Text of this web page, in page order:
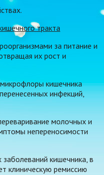
тракта
за питание и
их рост и
кишечника
инфекций,
молочных и
непереносимости
кишечника, в
клиническую ремиссию